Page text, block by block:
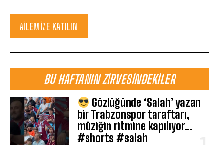
AILEMIZE KATILIN
BU HAFTANIN ZIRVESINDEKILER
Gözlüğünde ‘Salah’ yazan
bir Trabzonspor taraftarı,
müziğin ritmine kapılıyor…
#shorts #salah